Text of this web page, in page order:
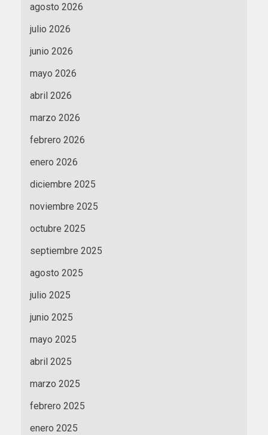
agosto 2026
julio 2026
junio 2026
mayo 2026
abril 2026
marzo 2026
febrero 2026
enero 2026
diciembre 2025
noviembre 2025
octubre 2025
septiembre 2025
agosto 2025
julio 2025
junio 2025
mayo 2025
abril 2025
marzo 2025
febrero 2025
enero 2025